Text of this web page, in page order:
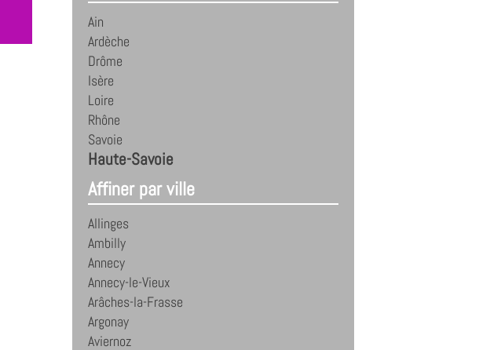
Ain
Ardèche
Drôme
Isère
Loire
Rhône
Savoie
Haute-Savoie
Affiner par ville
Allinges
Ambilly
Annecy
Annecy-le-Vieux
Arâches-la-Frasse
Argonay
Aviernoz